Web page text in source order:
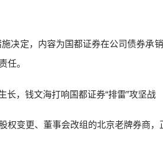
决定，内容为国都证券在公司债券承
任。
变更、董事会改组的北京老牌券商，